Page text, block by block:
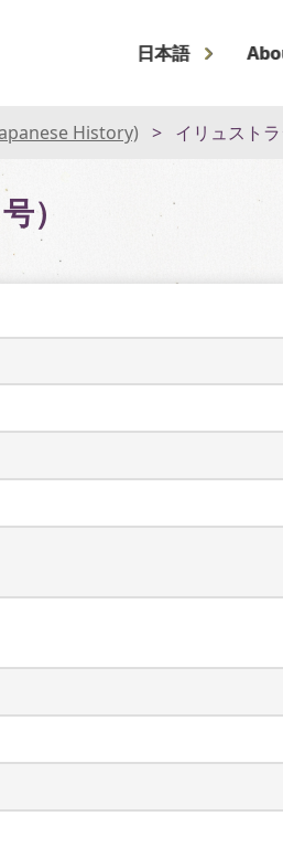
日本語
History) イリュストラシオ
）